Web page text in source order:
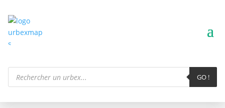
Recherche
produits
GO !